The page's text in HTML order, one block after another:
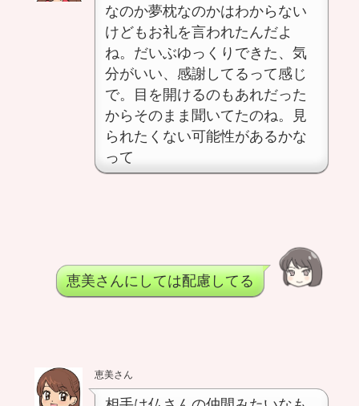
なのか夢枕なのかはわからない
けどもお礼を言われたんだよ
ね。だいぶゆっくりできた、気
分がいい、感謝してるって感じ
で。目を開けるのもあれだった
からそのまま聞いてたのね。見
られたくない可能性があるかな
って
恵美さんにしては配慮してる
恵美さん